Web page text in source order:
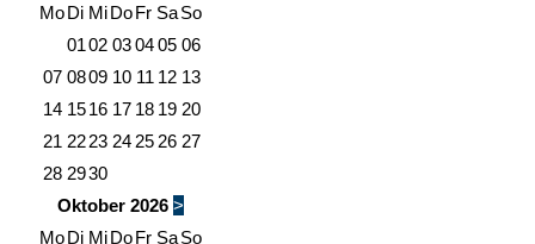
MoDi MiDoFr SaSo
0102 03 0405 06
07 0809 10 11 12 13
14 1516 17 18 19 20
21 2223 24 25 26 27
28 2930
Oktober 2026 >
MoDi MiDoFr SaSo